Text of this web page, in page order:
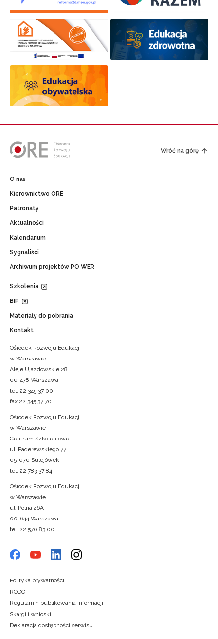
Wróć na górę
O nas
Kierownictwo ORE
Patronaty
Aktualności
Kalendarium
Sygnaliści
Archiwum projektów PO WER
Szkolenia
BIP
Materiały do pobrania
Kontakt
Ośrodek Rozwoju Edukacji
w Warszawie
Aleje Ujazdowskie 28
00-478 Warszawa
tel. 22 345 37 00
fax 22 345 37 70
Ośrodek Rozwoju Edukacji
w Warszawie
Centrum Szkoleniowe
ul. Paderewskiego 77
05-070 Sulejówek
tel. 22 783 37 84
Ośrodek Rozwoju Edukacji
w Warszawie
ul. Polna 46A
00-644 Warszawa
tel. 22 570 83 00
Polityka prywatności
RODO
Regulamin publikowania informacji
Skargi i wnioski
Deklaracja dostępności serwisu